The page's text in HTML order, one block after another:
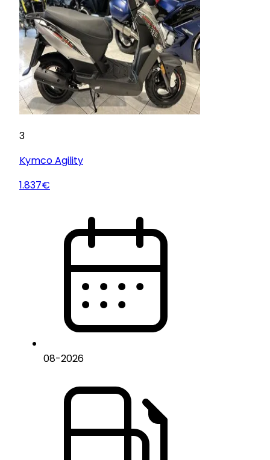
3
KymcoAgility
1.837€
08-2026